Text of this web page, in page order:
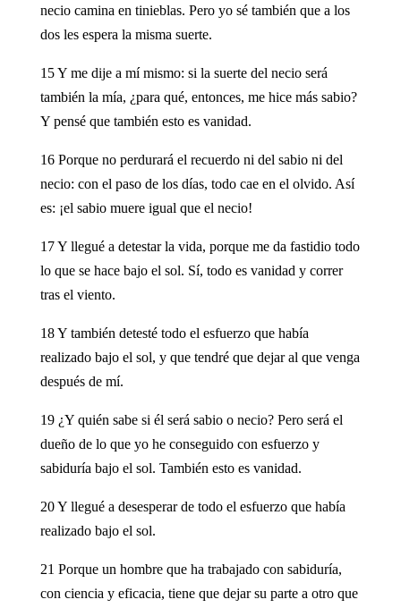
necio camina en tinieblas. Pero yo sé también que a los
dos les espera la misma suerte.
15 Y me dije a mí mismo: si la suerte del necio será
también la mía, ¿para qué, entonces, me hice más sabio?
Y pensé que también esto es vanidad.
16 Porque no perdurará el recuerdo ni del sabio ni del
necio: con el paso de los días, todo cae en el olvido. Así
es: ¡el sabio muere igual que el necio!
17 Y llegué a detestar la vida, porque me da fastidio todo
lo que se hace bajo el sol. Sí, todo es vanidad y correr
tras el viento.
18 Y también detesté todo el esfuerzo que había
realizado bajo el sol, y que tendré que dejar al que venga
después de mí.
19 ¿Y quién sabe si él será sabio o necio? Pero será el
dueño de lo que yo he conseguido con esfuerzo y
sabiduría bajo el sol. También esto es vanidad.
20 Y llegué a desesperar de todo el esfuerzo que había
realizado bajo el sol.
21 Porque un hombre que ha trabajado con sabiduría,
con ciencia y eficacia, tiene que dejar su parte a otro que